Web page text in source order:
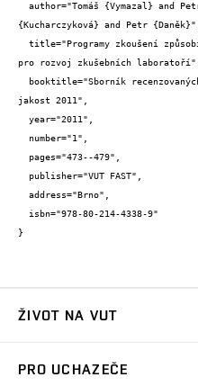
{Kucharczyková} and Petr {Daněk}",
pro rozvoj zkušebních laboratoří",
jakost 2011",
}
ŽIVOT NA VUT
PRO UCHAZEČE